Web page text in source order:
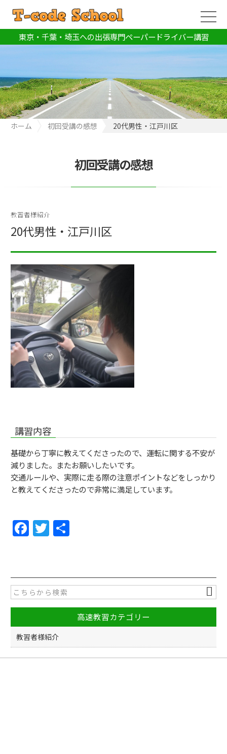
東京・千葉・埼玉への出張専門ペーパードライバー講習
ホーム 初回受講の感想 20代男性・江戸川区
初回受講の感想
教習者様紹介
20代男性・江戸川区
講習内容
基礎から丁寧に教えてくださったので、運転に関する不安が
減りました。またお願いしたいです。
交通ルールや、実際に走る際の注意ポイントなどをしっかり
と教えてくださったので非常に満足しています。
F
a
e
b
o
o
k
T
w
er
高速教習カテゴリー
教習者様紹介